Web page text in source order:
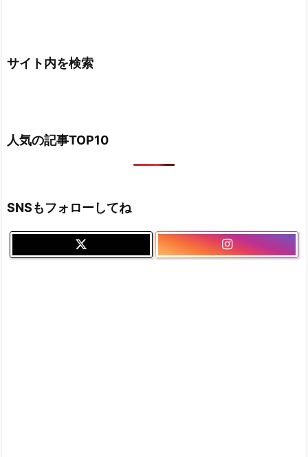
サイト内を検索
人気の記事TOP10
SNSもフォローしてね